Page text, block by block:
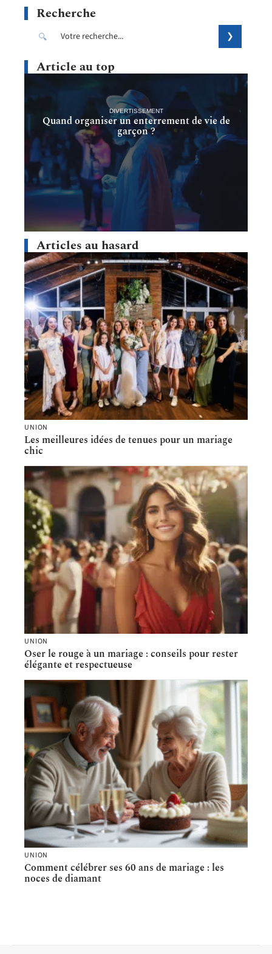
Recherche
Article au top
DIVERTISSEMENT
Quand organiser un enterrement de vie de
garçon ?
Articles au hasard
UNION
Les meilleures idées de tenues pour un mariage
chic
UNION
Oser le rouge à un mariage : conseils pour rester
élégante et respectueuse
UNION
Comment célébrer ses 60 ans de mariage : les
noces de diamant